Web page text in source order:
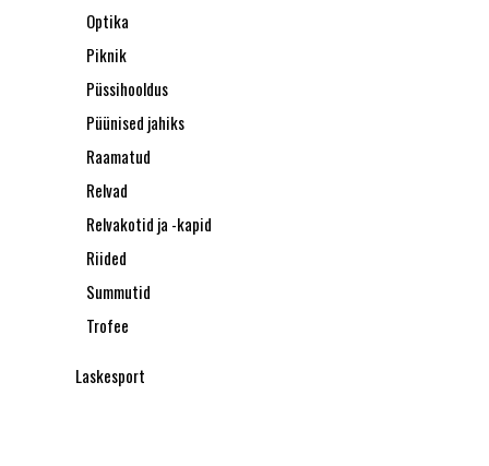
Optika
Piknik
Püssihooldus
Püünised jahiks
Raamatud
Relvad
Relvakotid ja -kapid
Riided
Summutid
Trofee
Laskesport